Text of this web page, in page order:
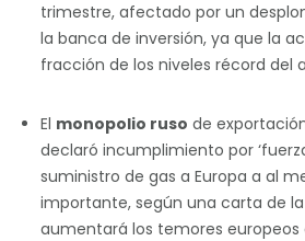
trimestre, afectado por un
la banca de inversión, ya que la
fracción de los niveles récord del
El monopolio ruso de
declaró incumplimiento por
suministro de gas a Europa a al
importante, según una carta de
aumentará los temores europeos